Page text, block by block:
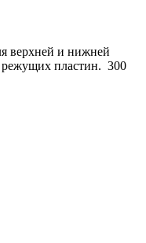
верхней и нижней
пластин. 300